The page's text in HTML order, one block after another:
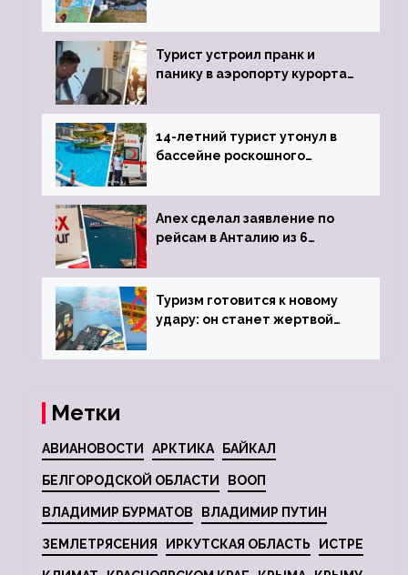
виз
Турист устроил пранк и
панику в аэропорту курорта,
задержке рейса
14-летний турист утонул в
бассейне роскошного
Anex сделал заявление по
рейсам в Анталию из 6
Туризм готовится к новому
удару: он станет жертвой
Метки
АВИАНОВОСТИ АРКТИКА БАЙКАЛ
БЕЛГОРОДСКОЙ ОБЛАСТИ ВООП
ВЛАДИМИР БУРМАТОВ ВЛАДИМИР ПУТИН
ЗЕМЛЕТРЯСЕНИЯ ИРКУТСКАЯ ОБЛАСТЬ ИСТРЕ